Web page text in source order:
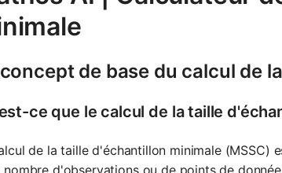
de base du calcul de
ce que le calcul de la taille
de la taille d'échantillon minimale (MSSC)
d'observations ou de points de